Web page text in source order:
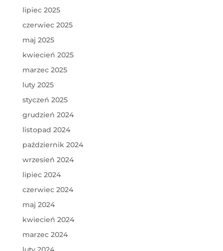
lipiec 2025
czerwiec 2025
maj 2025
kwiecień 2025
marzec 2025
luty 2025
styczeń 2025
grudzień 2024
listopad 2024
październik 2024
wrzesień 2024
lipiec 2024
czerwiec 2024
maj 2024
kwiecień 2024
marzec 2024